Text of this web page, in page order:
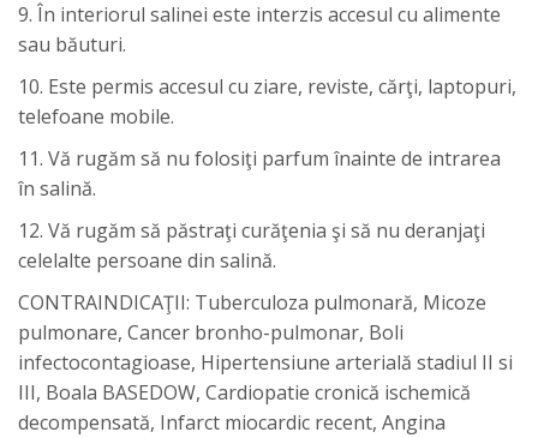
9. În interiorul salinei este interzis accesul cu alimente
sau băuturi.
10. Este permis accesul cu ziare, reviste, cărţi, laptopuri,
telefoane mobile.
11. Vă rugăm să nu folosiţi parfum înainte de intrarea
în salină.
12. Vă rugăm să păstraţi curăţenia şi să nu deranjaţi
celelalte persoane din salină.
CONTRAINDICAŢII: Tuberculoza pulmonară, Micoze
pulmonare, Cancer bronho-pulmonar, Boli
infectocontagioase, Hipertensiune arterială stadiul II si
III, Boala BASEDOW, Cardiopatie cronică ischemică
decompensată, Infarct miocardic recent, Angina